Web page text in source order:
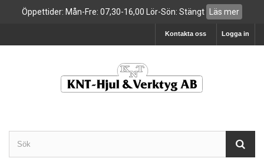
Öppettider: Mån-Fre: 07,30-16,00 Lör-Sön: Stängt Läs mer
Logga in
Kontakta oss